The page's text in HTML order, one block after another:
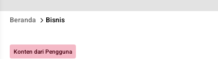
Beranda Bisnis
Konten dari Pengguna